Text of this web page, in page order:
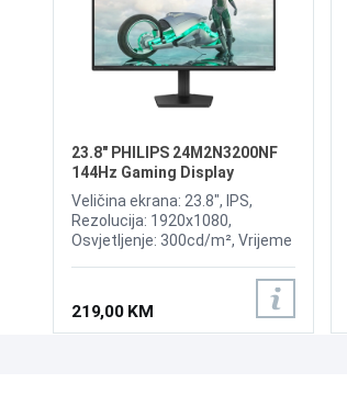
23.8" PHILIPS 24M2N3200NF
144Hz Gaming Display
Veličina ekrana: 23.8", IPS,
Rezolucija: 1920x1080,
Osvjetljenje: 300cd/m², Vrijeme
219,00 KM